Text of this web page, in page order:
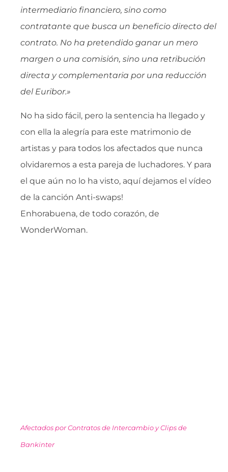
intermediario financiero, sino como
contratante que busca un beneficio directo del
contrato. No ha pretendido ganar un mero
margen o una comisión, sino una retribución
directa y complementaria por una reducción
del Euribor.»
No ha sido fácil, pero la sentencia ha llegado y
con ella la alegría para este matrimonio de
artistas y para todos los afectados que nunca
olvidaremos a esta pareja de luchadores. Y para
el que aún no lo ha visto, aquí dejamos el vídeo
de la canción Anti-swaps!
Enhorabuena, de todo corazón, de
WonderWoman.
Afectados por Contratos de Intercambio y Clips de
Bankinter